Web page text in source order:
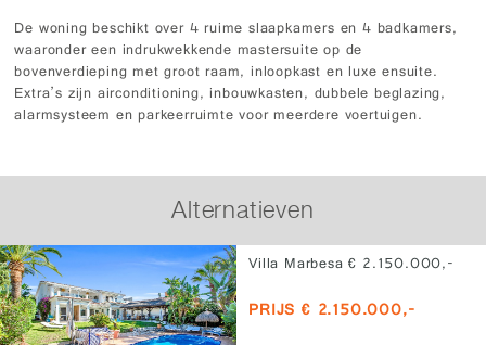
De woning beschikt over 4 ruime slaapkamers en 4 badkamers,
waaronder een indrukwekkende mastersuite op de
bovenverdieping met groot raam, inloopkast en luxe ensuite.
Extra’s zijn airconditioning, inbouwkasten, dubbele beglazing,
alarmsysteem en parkeerruimte voor meerdere voertuigen.
Alternatieven
Villa Marbesa € 2.150.000,-
PRIJS € 2.150.000,-